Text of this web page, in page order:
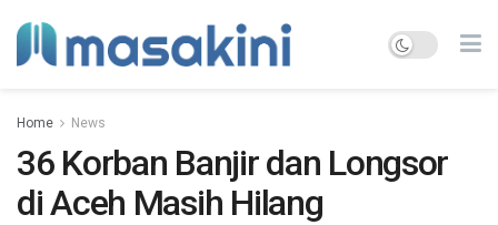
Home News
36 Korban Banjir dan Longsor
di Aceh Masih Hilang